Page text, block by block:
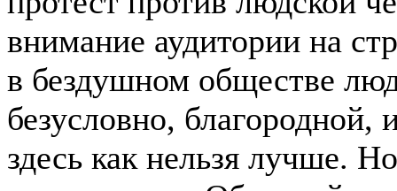
внимание аудитории на
в бездушном обществе
безусловно, благородной,
здесь как нельзя лучше.